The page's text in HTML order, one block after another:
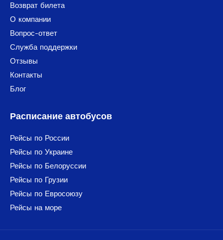
Возврат билета
О компании
Вопрос-ответ
Служба поддержки
Отзывы
Контакты
Блог
Расписание автобусов
Рейсы по России
Рейсы по Украине
Рейсы по Белоруссии
Рейсы по Грузии
Рейсы по Евросоюзу
Рейсы на море